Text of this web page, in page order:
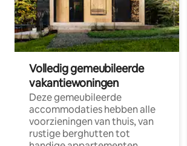
Volledig gemeubileerde
vakantiewoningen
Deze gemeubileerde
accommodaties hebben alle
voorzieningen van thuis, van
rustige berghutten tot